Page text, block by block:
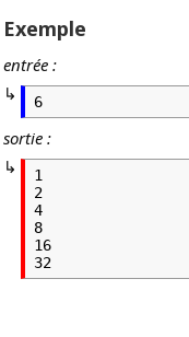
Exemple
entrée :
6
sortie :
1
2
4
8
16
32